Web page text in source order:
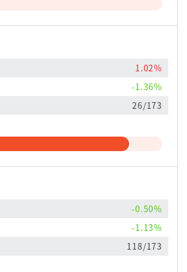
1.02%
-1.36%
26/173
-0.50%
-1.13%
118/173